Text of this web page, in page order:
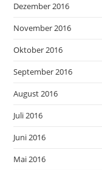
Dezember 2016
November 2016
Oktober 2016
September 2016
August 2016
Juli 2016
Juni 2016
Mai 2016